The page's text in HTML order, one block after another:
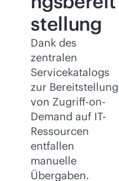
stellung
Dank des
zentralen
Servicekatalogs
zur Bereitstellung
von Zugriff-on-
Demand auf IT-
Ressourcen
entfallen
manuelle
Übergaben.